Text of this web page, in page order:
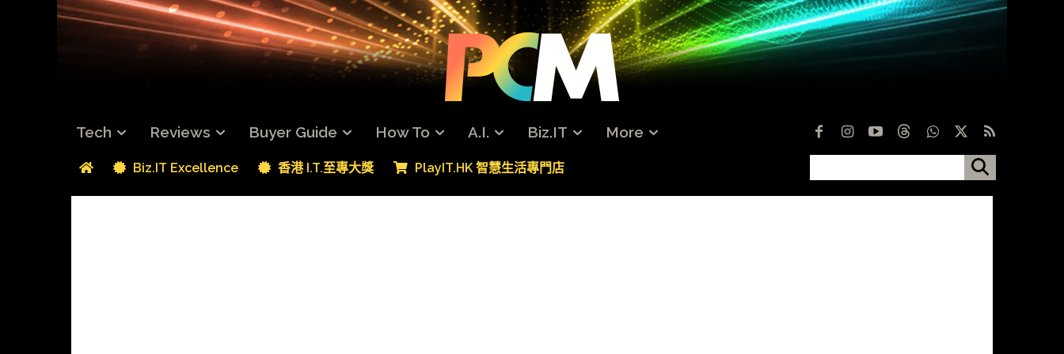
Tech Reviews Buyer Guide How To A.I. Biz.IT More
Biz.IT Excellence 香港 I.T.至專大獎 PlayIT.HK 智慧生活專門店